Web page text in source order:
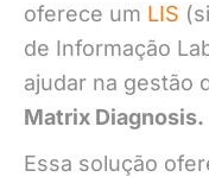
oferece um LIS
de Informação
ajudar na gestão
Matrix Diagnosis.
Essa solução